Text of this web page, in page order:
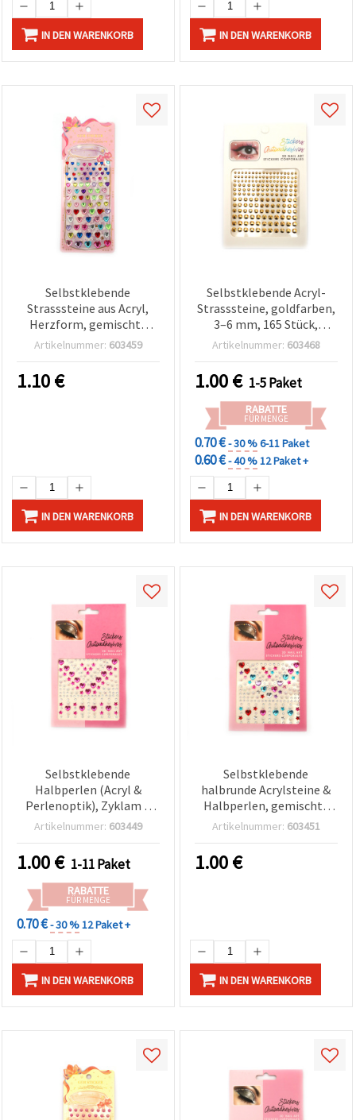
IN DEN WARENKORB IN DEN WARENKORB
Selbstklebende
Strasssteine aus Acryl,
Herzform, gemischte
Farben, 6–12 mm - 83
Artikelnummer: 603459
1.10€
IN DEN WARENKORB
Selbstklebende Acryl-
Strasssteine, goldfarben,
3–6 mm, 165 Stück,
gemischte Größen, für
Artikelnummer: 603468
1.00€ 1-5 Paket
RABATTE
FÜR MENGE
0.70 €- 30 %6-11 Paket
0.60 €- 40 %12 Paket +
IN DEN WARENKORB
Selbstklebende
Halbperlen (Acryl &
Perlenoptik), Zyklam –
159 Stk.
Artikelnummer: 603449
1.00€ 1-11 Paket
RABATTE
FÜR MENGE
0.70 €- 30 %12 Paket +
IN DEN WARENKORB
Selbstklebende
halbrunde Acrylsteine &
Halbperlen, gemischte
Farben – 159 Stück
Artikelnummer: 603451
1.00€
IN DEN WARENKORB